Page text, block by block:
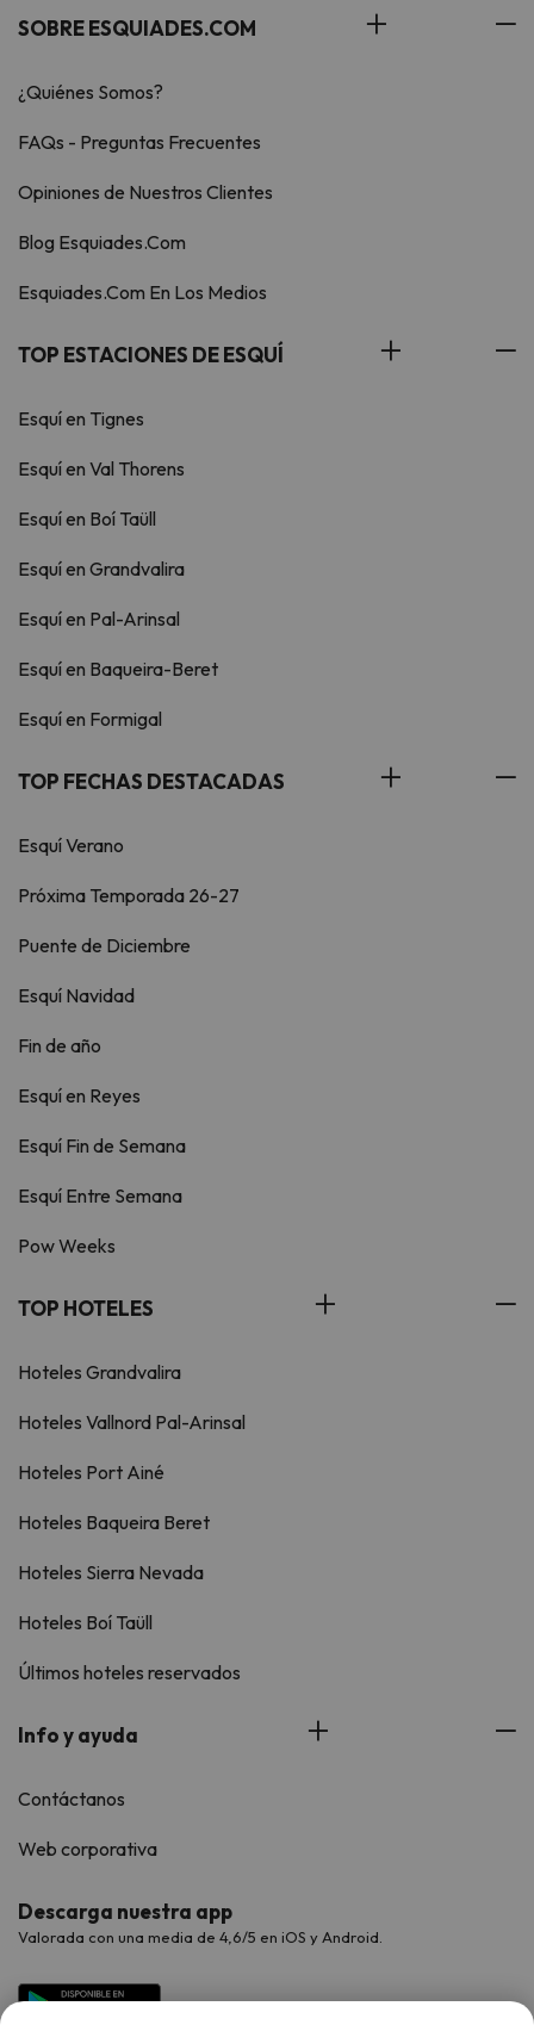
SOBRE ESQUIADES.COM
¿Quiénes Somos?
FAQs - Preguntas Frecuentes
Opiniones de Nuestros Clientes
Blog Esquiades.Com
Esquiades.Com En Los Medios
TOP ESTACIONES DE ESQUÍ
Esquí en Tignes
Esquí en Val Thorens
Esquí en Boí Taüll
Esquí en Grandvalira
Esquí en Pal-Arinsal
Esquí en Baqueira-Beret
Esquí en Formigal
TOP FECHAS DESTACADAS
Esquí Verano
Próxima Temporada 26-27
Puente de Diciembre
Esquí Navidad
Fin de año
Esquí en Reyes
Esquí Fin de Semana
Esquí Entre Semana
Pow Weeks
TOP HOTELES
Hoteles Grandvalira
Hoteles Vallnord Pal-Arinsal
Hoteles Port Ainé
Hoteles Baqueira Beret
Hoteles Sierra Nevada
Hoteles Boí Taüll
Últimos hoteles reservados
Info y ayuda
Contáctanos
Web corporativa
Descarga nuestra app
Valorada con una media de 4,6/5 en iOS y Android.